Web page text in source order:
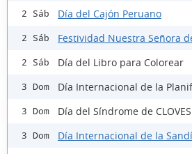
2 Sáb Día del Cajón Peruano
2 Sáb Festividad Nuestra Señora
2 Sáb Día del Libro para Colorear
3 Dom Día Internacional de la
3 Dom Día del Síndrome de CLOVES
3 Dom Día Internacional de la